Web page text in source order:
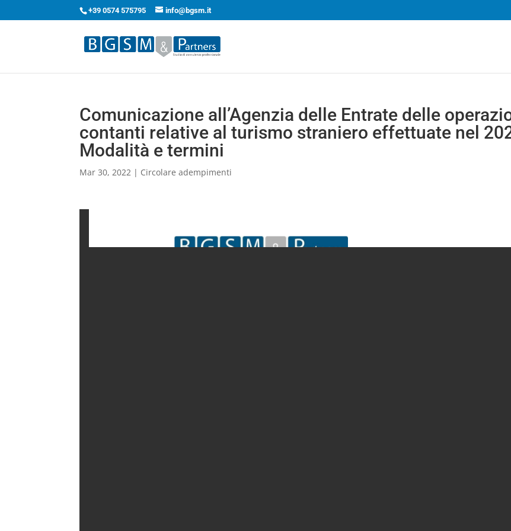
+39 0574 575795 info@bgsm.it
Comunicazione all’Agenzia delle Entrate delle
contanti relative al turismo straniero effettuate nel
Modalità e termini
Mar 30, 2022 | Circolare adempimenti